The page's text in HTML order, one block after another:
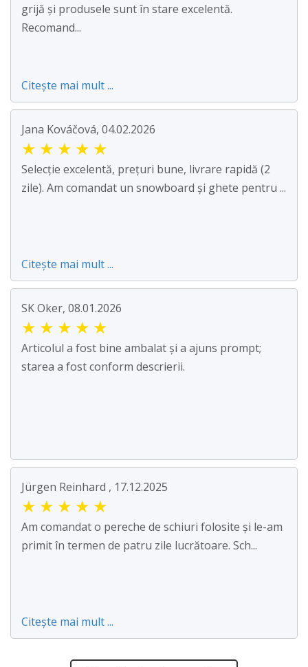
grijă și produsele sunt în stare excelentă.
Recomand...
Citește mai mult ...
Jana Kováčová, 04.02.2026
★ ★ ★ ★ ★
Selecție excelentă, prețuri bune, livrare rapidă (2
zile). Am comandat un snowboard și ghete pentru ...
Citește mai mult ...
SK Oker, 08.01.2026
★ ★ ★ ★ ★
Articolul a fost bine ambalat și a ajuns prompt;
starea a fost conform descrierii.
Jürgen Reinhard , 17.12.2025
★ ★ ★ ★ ★
Am comandat o pereche de schiuri folosite și le-am
primit în termen de patru zile lucrătoare. Sch...
Citește mai mult ...